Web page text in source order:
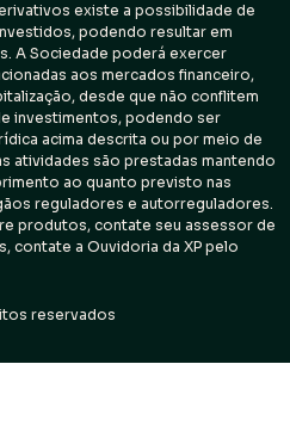
existe a possibilidade de
podendo resultar em
A Sociedade poderá exercer
aos mercados financeiro,
desde que não conflitem
investimentos, podendo ser
acima descrita ou por meio de
atividades são prestadas mantendo
ao quanto previsto nas
reguladores e autorreguladores.
produtos, contate seu assessor de
contate a Ouvidoria da XP pelo
reservados